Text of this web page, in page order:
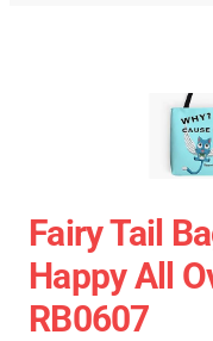
Fairy Tail
Happy All
RB0607